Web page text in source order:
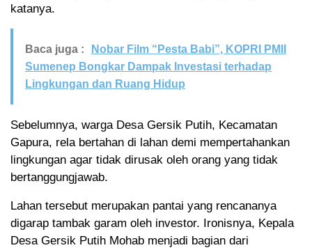
katanya.
Baca juga :
Nobar Film “Pesta Babi”, KOPRI PMII
Sumenep Bongkar Dampak Investasi terhadap
Lingkungan dan Ruang Hidup
Sebelumnya, warga Desa Gersik Putih, Kecamatan
Gapura, rela bertahan di lahan demi mempertahankan
lingkungan agar tidak dirusak oleh orang yang tidak
bertanggungjawab.
Lahan tersebut merupakan pantai yang rencananya
digarap tambak garam oleh investor. Ironisnya, Kepala
Desa Gersik Putih Mohab menjadi bagian dari